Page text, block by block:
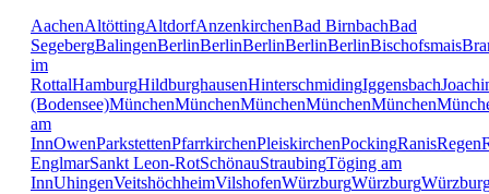
AachenAltöttingAltdorfAnzenkirchenBad BirnbachBad
SegebergBalingenBerlinBerlinBerlinBerlinBerlinBischofsmais
im
RottalHamburgHildburghausenHinterschmidingIggensbach
(Bodensee)MünchenMünchenMünchenMünchenMünchen
am
InnOwenParkstettenPfarrkirchenPleiskirchenPockingRanisRegen
EnglmarSankt Leon-RotSchönauStraubingTöging am
InnUhingenVeitshöchheimVilshofenWürzburgWürzburg